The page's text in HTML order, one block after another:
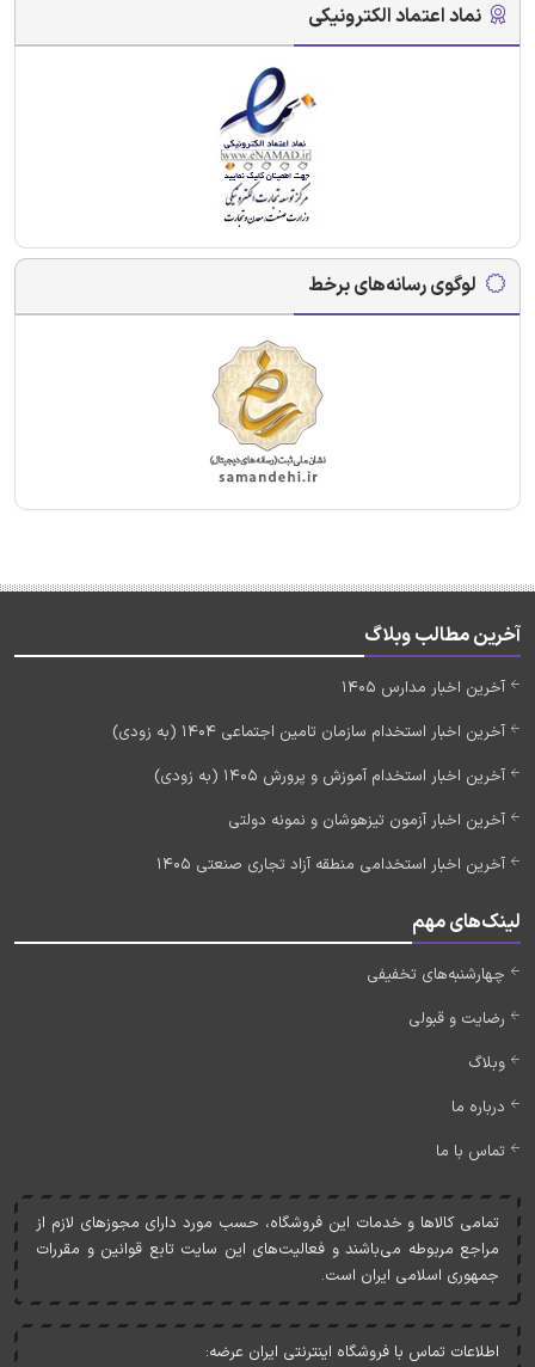
نماد اعتماد الکترونیکی
لوگوی رسانه‌های برخط
آخرین مطالب وبلاگ
آخرین اخبار مدارس 1405
آخرین اخبار استخدام سازمان تامین اجتماعی 1404 (به زودی)
آخرین اخبار استخدام آموزش و پرورش 1405 (به زودی)
آخرین اخبار آزمون تیزهوشان و نمونه دولتی
آخرین اخبار استخدامی منطقه آزاد تجاری صنعتی 1405
لینک‌های مهم
چهارشنبه‌های تخفیفی
رضایت و قبولی
وبلاگ
درباره ما
تماس با ما
تمامی کالاها و خدمات اين فروشگاه، حسب مورد دارای مجوزهای لازم از
مراجع مربوطه می‌باشند و فعاليت‌های اين سايت تابع قوانين و مقررات
جمهوری اسلامی ايران است.
اطلاعات تماس با فروشگاه اینترنتی ایران عرضه: